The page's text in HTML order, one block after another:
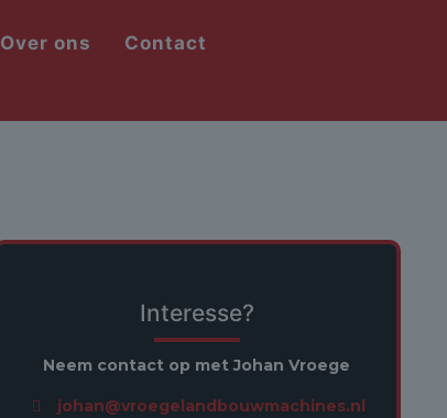
Over ons Contact
Interesse?
Neem contact op met Johan Vroege
johan@vroegelandbouwmachines.nl